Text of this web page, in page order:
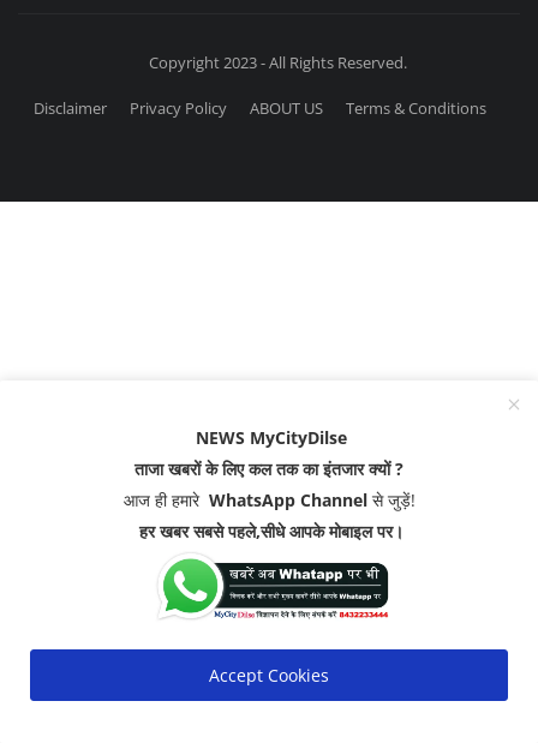
Copyright 2023 - All Rights Reserved.
Disclaimer Privacy Policy ABOUT US Terms & Conditions
NEWS MyCityDilse
ताजा खबरों के लिए कल तक का इंतजार क्यों ?
आज ही हमारे WhatsApp Channelसे जुड़ें!
हर खबर सबसे पहले,सीधे आपके मोबाइल पर।
Accept Cookies